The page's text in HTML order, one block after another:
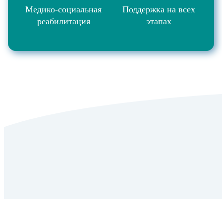
Медико-социальная
реабилитация
Поддержка на всех
этапах